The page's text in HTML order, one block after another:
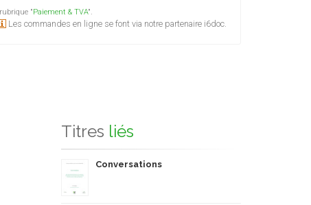
"Paiement & TVA".
Les commandes en ligne se font via notre partenaire i6doc.
Titres liés
Conversations